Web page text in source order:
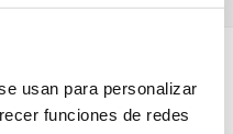
usan para personalizar
funciones de redes